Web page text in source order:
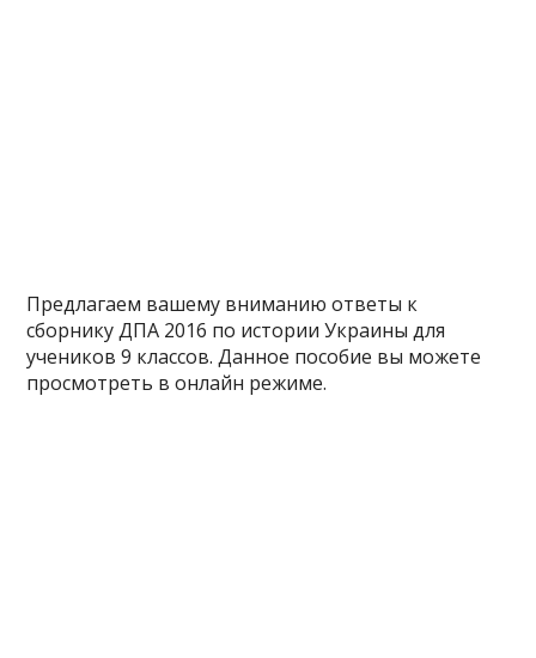
Предлагаем вашему вниманию ответы к
сборнику ДПА 2016 по истории Украины для
учеников 9 классов. Данное пособие вы можете
просмотреть в онлайн режиме.